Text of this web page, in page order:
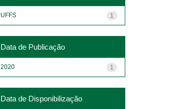
1
UFFS
Data de Publicação
1
2020
Data de Disponibilização